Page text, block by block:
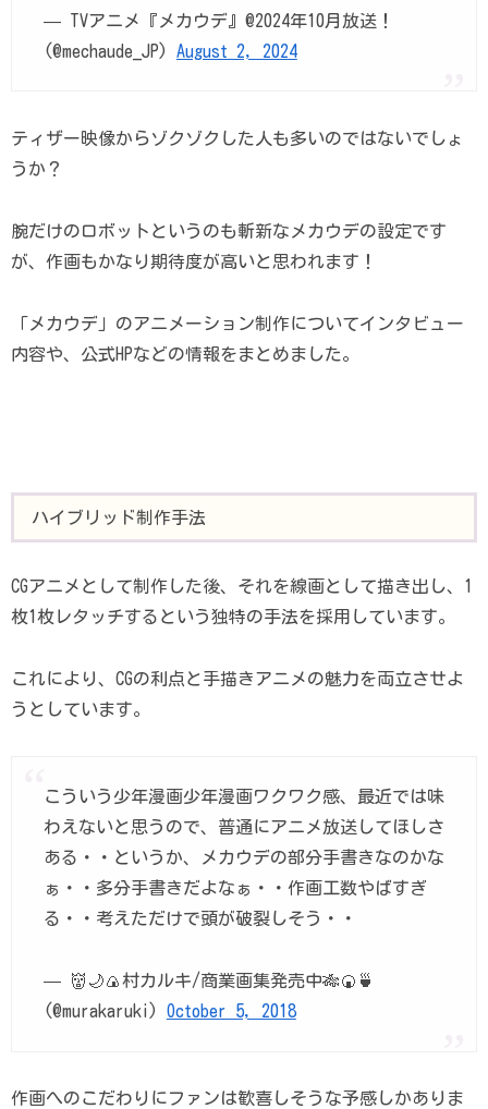
— TVアニメ『メカウデ』@2024年10月放送！
(@mechaude_JP) August 2, 2024
ティザー映像からゾクゾクした人も多いのではないでしょ
うか？
腕だけのロボットというのも斬新なメカウデの設定です
が、作画もかなり期待度が高いと思われます！
「メカウデ」のアニメーション制作についてインタビュー
内容や、公式HPなどの情報をまとめました。
ハイブリッド制作手法
CGアニメとして制作した後、それを線画として描き出し、1
枚1枚レタッチするという独特の手法を採用しています。
これにより、CGの利点と手描きアニメの魅力を両立させよ
うとしています。
こういう少年漫画少年漫画ワクワク感、最近では味
わえないと思うので、普通にアニメ放送してほしさ
ある・・というか、メカウデの部分手書きなのかな
ぁ・・多分手書きだよなぁ・・作画工数やばすぎ
る・・考えただけで頭が破裂しそう・・
— 👹🌙🍙村カルキ/商業画集発売中🎋🍘🍵
(@murakaruki) October 5, 2018
作画へのこだわりにファンは歓喜しそうな予感しかありま